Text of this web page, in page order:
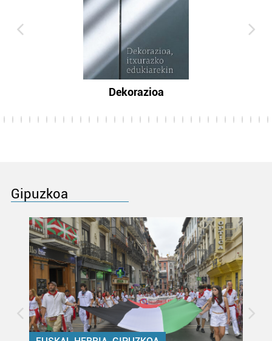
Dekorazioa
Gipuzkoa